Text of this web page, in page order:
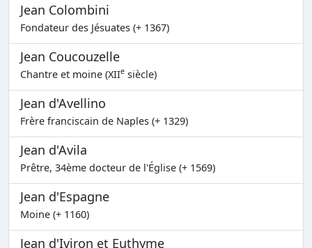
Jean Colombini
Fondateur des Jésuates (+ 1367)
Jean Coucouzelle
Chantre et moine (XIIe siècle)
Jean d'Avellino
Frère franciscain de Naples (+ 1329)
Jean d'Avila
Prêtre, 34ème docteur de l'Église (+ 1569)
Jean d'Espagne
Moine (+ 1160)
Jean d'Iviron et Euthyme